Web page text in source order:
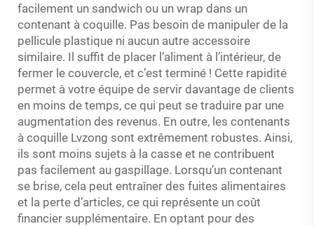
facilement un sandwich ou un wrap dans un
contenant à coquille. Pas besoin de manipuler de la
pellicule plastique ni aucun autre accessoire
similaire. Il suffit de placer l’aliment à l’intérieur, de
fermer le couvercle, et c’est terminé ! Cette rapidité
permet à votre équipe de servir davantage de clients
en moins de temps, ce qui peut se traduire par une
augmentation des revenus. En outre, les contenants
à coquille Lvzong sont extrêmement robustes. Ainsi,
ils sont moins sujets à la casse et ne contribuent
pas facilement au gaspillage. Lorsqu’un contenant
se brise, cela peut entraîner des fuites alimentaires
et la perte d’articles, ce qui représente un coût
financier supplémentaire. En optant pour des